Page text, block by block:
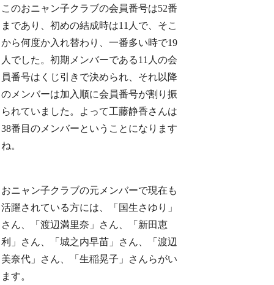
このおニャン子クラブの会員番号は52番
まであり、初めの結成時は11人で、そこ
から何度か入れ替わり、一番多い時で19
人でした。初期メンバーである11人の会
員番号はくじ引きで決められ、それ以降
のメンバーは加入順に会員番号が割り振
られていました。よって工藤静香さんは
38番目のメンバーということになります
ね。
おニャン子クラブの元メンバーで現在も
活躍されている方には、「国生さゆり」
さん、「渡辺満里奈」さん、「新田恵
利」さん、「城之内早苗」さん、「渡辺
美奈代」さん、「生稲晃子」さんらがい
ます。